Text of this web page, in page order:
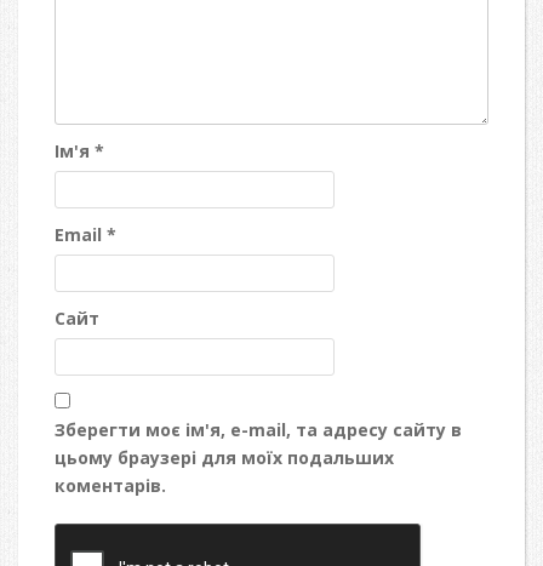
Ім'я *
Email *
Сайт
Зберегти моє ім'я, e-mail, та адресу сайту в
цьому браузері для моїх подальших
коментарів.